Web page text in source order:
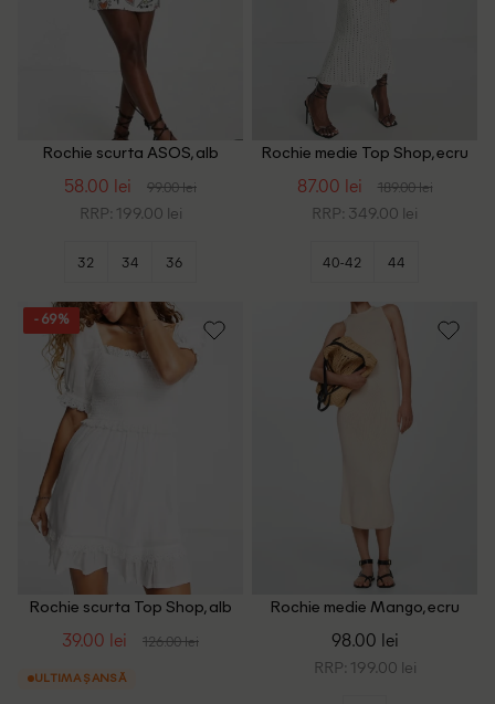
Rochie scurta ASOS, alb
58.00 lei 99.00 lei
RRP: 199.00 lei
32 34 36
Rochie medie Top Shop, ecru
87.00 lei 189.00 lei
RRP: 349.00 lei
40-42 44
- 69%
Rochie scurta Top Shop, alb
39.00 lei 126.00 lei
ULTIMA ȘANSĂ
Rochie medie Mango, ecru
98.00 lei
RRP: 199.00 lei